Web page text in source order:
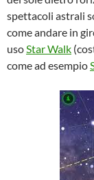
spettacoli astrali
come andare in
usoStar Walk
come ad esempio